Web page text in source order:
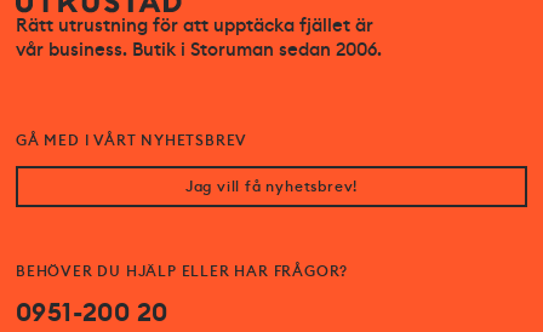
Rätt utrustning för att upptäcka fjället är
vår business. Butik i Storuman sedan 2006.
BEHÖVER DU HJÄLP ELLER HAR FRÅGOR?
0951-200 20
GÅ MED I VÅRT NYHETSBREV
Jag vill få nyhetsbrev!